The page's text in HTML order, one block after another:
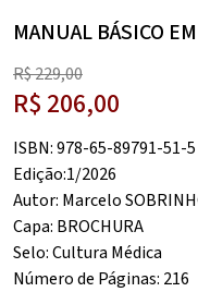
MANUAL BÁSICO
R$229,00
O
original
era:
R$ 229,00.
R$ 206,00
preço
atual
é:
R$ 206,00.
ISBN: 978-65-89791-51-5
Edição:1/2026
Autor: Marcelo
Capa: BROCHURA
Selo: Cultura Médica
Número de Páginas: 216